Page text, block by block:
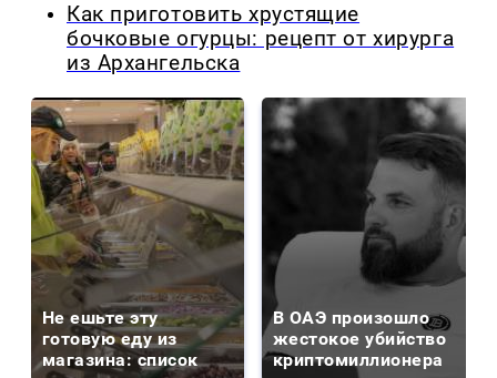
Как приготовить хрустящие
бочковые огурцы: рецепт от хирурга
из Архангельска
Не ешьте эту
готовую еду из
магазина: список
В ОАЭ произошло
жестокое убийство
криптомиллионера